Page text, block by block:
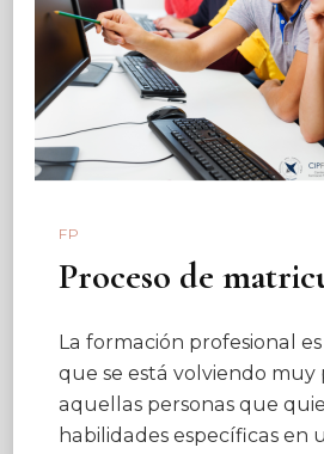
FP
Proceso de
La formación profesional
que se está volviendo
aquellas personas que
habilidades específicas en